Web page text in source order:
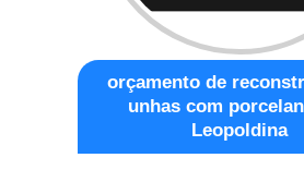
orçamento de
unhas com
Leopoldina